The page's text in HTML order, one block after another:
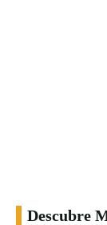
Descubre